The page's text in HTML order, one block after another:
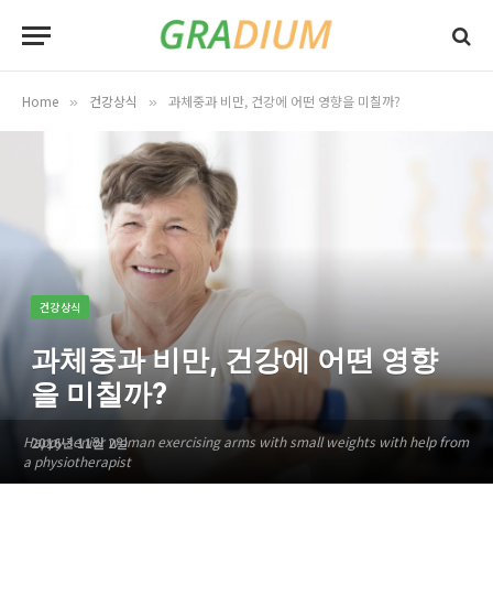
Home » 건강상식 » 과체중과 비만, 건강에 어떤 영향을 미칠까?
Happy senior woman exercising arms with small weights with help from
a physiotherapist
건강상식
과체중과 비만, 건강에 어떤 영향
을 미칠까?
2016년 11월 2일